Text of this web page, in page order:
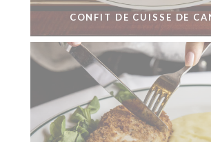
CONFIT DE CUISSE DE